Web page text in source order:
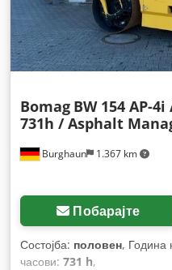
Burghaun 1.367 km
Bomag BW 154 AP-
731h / Asphalt
Побарајте
Состојба: половен, Година
часови: 731 h,